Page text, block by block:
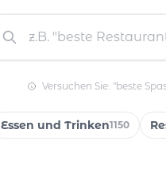
Versuchen Sie: "beste
Essen und Trinken1150